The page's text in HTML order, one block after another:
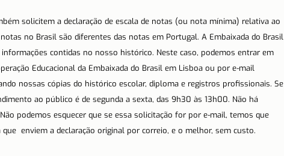
solicitem a declaração de escala de notas (ou nota mínima) relativa ao
no Brasil são diferentes das notas em Portugal. A Embaixada do Brasil
contidas no nosso histórico. Neste caso, podemos entrar em
Educacional da Embaixada do Brasil em Lisboa ou por e-mail
nossas cópias do histórico escolar, diploma e registros profissionais. Se
ao público é de segunda a sexta, das 9h30 às 13h00. Não há
podemos esquecer que se essa solicitação for por e-mail, temos que
enviem a declaração original por correio, e o melhor, sem custo.